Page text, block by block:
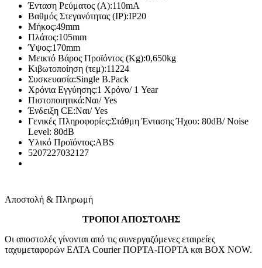
Ένταση Ρεύματος (Α):110mA
Βαθμός Στεγανότητας (IP):IP20
Μήκος:49mm
Πλάτος:105mm
Ύψος:170mm
Μεικτό Βάρος Προϊόντος (Kg):0,650kg
Κιβωτοποίηση (τεμ):11224
Συσκευασία:Single B.Pack
Χρόνια Εγγύησης:1 Χρόνο/ 1 Year
Πιστοποιητικά:Ναι/ Yes
Ένδειξη CE:Ναι/ Yes
Γενικές Πληροφορίες:Στάθμη Έντασης Ήχου: 80dB/ Noise
Level: 80dB
Υλικό Προϊόντος:ABS
5207227032127
Αποστολή & Πληρωμή
ΤΡΟΠΟΙ ΑΠΟΣΤΟΛΗΣ
Οι αποστολές γίνονται από τις συνεργαζόμενες εταιρείες
ταχυμεταφορών ΕΛΤΑ Courier ΠΟΡΤΑ-ΠΟΡΤΑ και BOX NOW.